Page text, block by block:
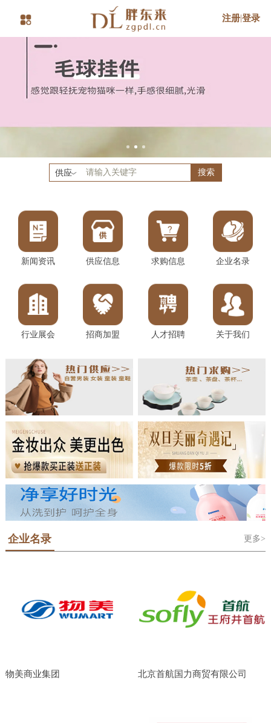
注册 |登录
供应 搜索
新闻资讯 供应信息 求购信息 企业名录
行业展会 招商加盟 人才招聘 关于我们
企业名录 更多>
物美商业集团 北京首航国力商贸有限公司